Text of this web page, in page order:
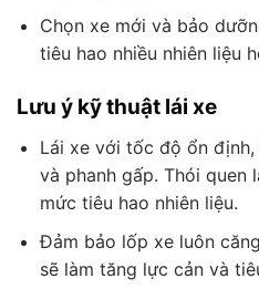
Chọn xe mới và bảo
tiêu hao nhiều nhiên liệu
Lưu ý kỹ thuật lái xe
Lái xe với tốc độ ổn
và phanh gấp. Thói quen
mức tiêu hao nhiên liệu.
Đảm bảo lốp xe luôn
sẽ làm tăng lực cản và